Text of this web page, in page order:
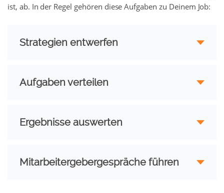
ist, ab. In der Regel gehören diese Aufgaben zu Deinem Job:
Strategien entwerfen
Aufgaben verteilen
Ergebnisse auswerten
Mitarbeitergebergespräche führen